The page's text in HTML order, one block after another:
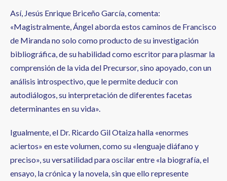
Así, Jesús Enrique Briceño García, comenta:
«Magistralmente, Ángel aborda estos caminos de Francisco
de Miranda no solo como producto de su investigación
bibliográfica, de su habilidad como escritor para plasmar la
comprensión de la vida del Precursor, sino apoyado, con un
análisis introspectivo, que le permite deducir con
autodiálogos, su interpretación de diferentes facetas
determinantes en su vida».
Igualmente, el Dr. Ricardo Gil Otaiza halla «enormes
aciertos» en este volumen, como su «lenguaje diáfano y
preciso», su versatilidad para oscilar entre «la biografía, el
ensayo, la crónica y la novela, sin que ello represente